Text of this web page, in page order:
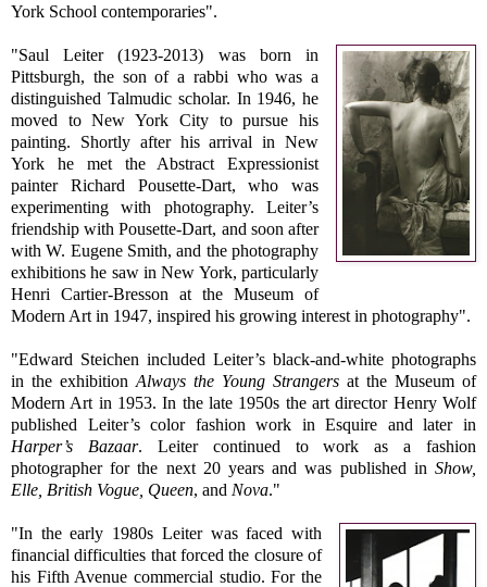
York School contemporaries".
"Saul Leiter (1923-2013) was born in
Pittsburgh, the son of a rabbi who was a
distinguished Talmudic scholar. In 1946, he
moved to New York City to pursue his
painting. Shortly after his arrival in New
York he met the Abstract Expressionist
painter Richard Pousette-Dart, who was
experimenting with photography. Leiter’s
friendship with Pousette-Dart, and soon after
with W. Eugene Smith, and the photography
exhibitions he saw in New York, particularly
Henri Cartier-Bresson at the Museum of
Modern Art in 1947, inspired his growing interest in photography".
"Edward Steichen included Leiter’s black-and-white photographs
in the exhibition Always the Young Strangers at the Museum of
Modern Art in 1953. In the late 1950s the art director Henry Wolf
published Leiter’s color fashion work in Esquire and later in
Harper’s Bazaar. Leiter continued to work as a fashion
photographer for the next 20 years and was published in Show,
Elle, British Vogue, Queen, and Nova."
"In the early 1980s Leiter was faced with
financial difficulties that forced the closure of
his Fifth Avenue commercial studio. For the